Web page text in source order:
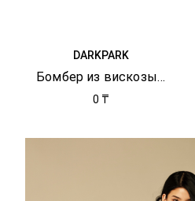
DARKPARK
Бомбер из вискозы Joan
0 ₸